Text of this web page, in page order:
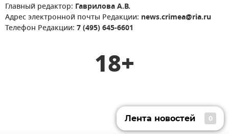
Главный редактор: Гаврилова А.В.
Адрес электронной почты Редакции: news.crimea@ria.ru
Телефон Редакции: 7 (495) 645-6601
18+
Лента новостей 0